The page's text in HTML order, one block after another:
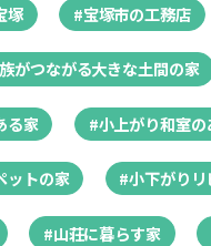
塚 #宝塚市の工務店
がつながる大きな土間の家
る家 #小上がり和室
ットの家 #小下がり
#山荘に暮らす家